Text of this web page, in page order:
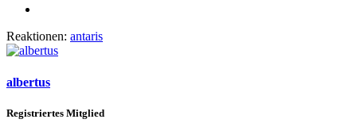
Reaktionen: antaris
albertus
Registriertes Mitglied